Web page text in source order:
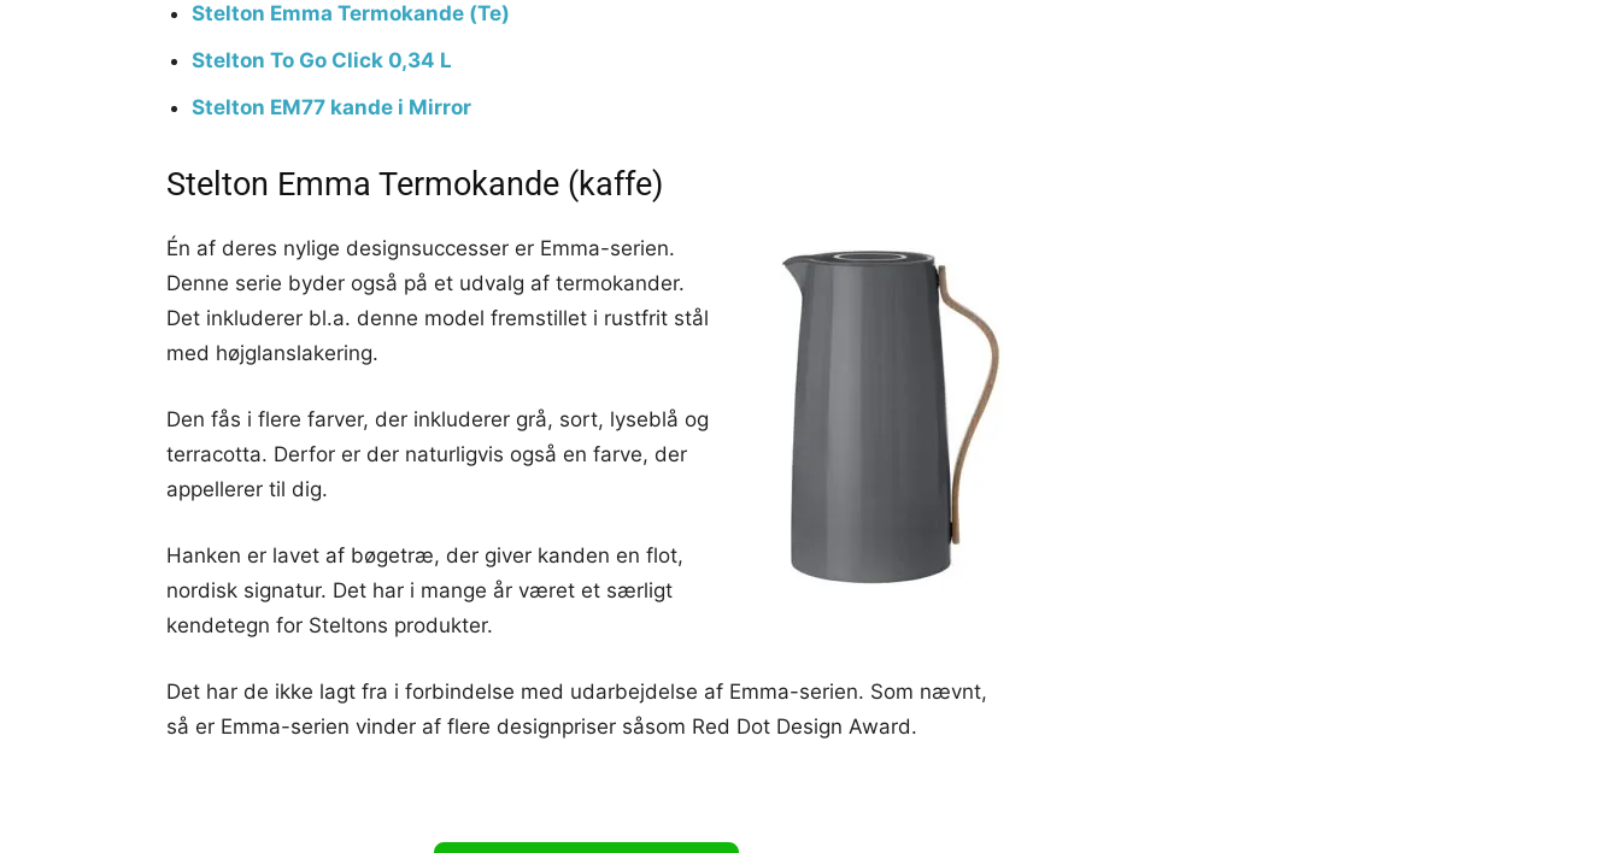
Stelton Emma Termokande (Te)
Stelton To Go Click 0,34 L
Stelton EM77 kande i Mirror
Stelton Emma Termokande (kaffe)
Én af deres nylige designsuccesser er Emma-serien.
Denne serie byder også på et udvalg af termokander.
Det inkluderer bl.a. denne model fremstillet i rustfrit stål
med højglanslakering.
Den fås i flere farver, der inkluderer grå, sort, lyseblå og
terracotta. Derfor er der naturligvis også en farve, der
appellerer til dig.
Hanken er lavet af bøgetræ, der giver kanden en flot,
nordisk signatur. Det har i mange år været et særligt
kendetegn for Steltons produkter.
Det har de ikke lagt fra i forbindelse med udarbejdelse af Emma-serien. Som nævnt,
så er Emma-serien vinder af flere designpriser såsom Red Dot Design Award.